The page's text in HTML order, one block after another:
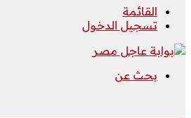
القائمة
تسجيل الدخول
بحث عن